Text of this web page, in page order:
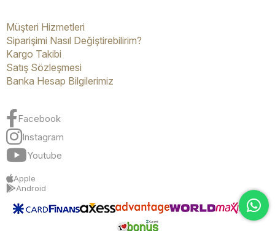
Müşteri Hizmetleri
Siparişimi Nasıl Değiştirebilirim?
Kargo Takibi
Satış Sözleşmesi
Banka Hesap Bilgilerimiz
Facebook
Instagram
Youtube
Apple
Android